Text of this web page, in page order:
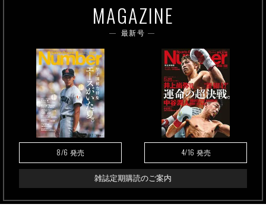
MAGAZINE
最新号
8/6 発売 4/16 発売
雑誌定期購読のご案内